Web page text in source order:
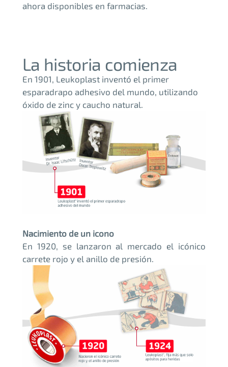
ahora disponibles en farmacias.
La historia comienza
En 1901, Leukoplast inventó el primer
esparadrapo adhesivo del mundo, utilizando
óxido de zinc y caucho natural.
Nacimiento de un icono
En 1920, se lanzaron al mercado el icónico
carrete rojo y el anillo de presión.